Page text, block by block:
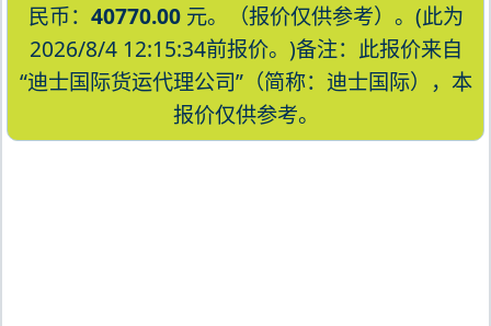
民币： 40770.00元。（报价仅供参考）。(此为
2026/8/4 12:15:34前报价。)备注：此报价来自
“迪士国际货运代理公司”（简称：迪士国际），本
报价仅供参考。